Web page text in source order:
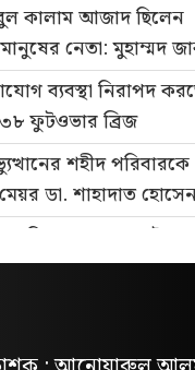
কালাম আজাদ ছিলেন
নেতা: মুহাম্মদ
ব্যবস্থা নিরাপদ
৩৮ ফুটওভার ব্রিজ
শহীদ
ডা. শাহাদাত
বিচার ও গণভোটের
জাতীয় ছাত্রশক্তির